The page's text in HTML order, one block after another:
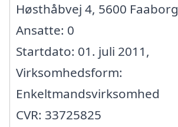
Høsthåbvej 4, 5600 Faaborg
Ansatte: 0
Startdato: 01. juli 2011,
Virksomhedsform:
Enkeltmandsvirksomhed
CVR: 33725825